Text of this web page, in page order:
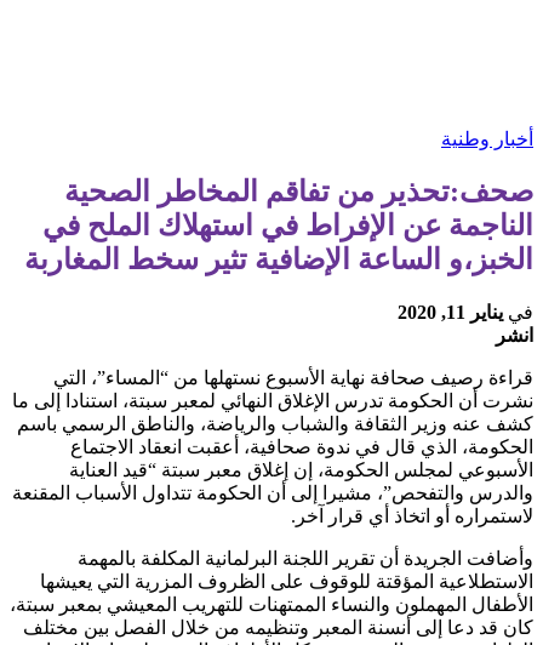
أخبار وطنية
صحف:تحذير من تفاقم المخاطر الصحية
الناجمة عن الإفراط في استهلاك الملح في
الخبز،و الساعة الإضافية تثير سخط المغاربة
في يناير 11, 2020
انشر
قراءة رصيف صحافة نهاية الأسبوع نستهلها من “المساء”، التي
نشرت أن الحكومة تدرس الإغلاق النهائي لمعبر سبتة، استنادا إلى ما
كشف عنه وزير الثقافة والشباب والرياضة، والناطق الرسمي باسم
الحكومة، الذي قال في ندوة صحافية، أعقبت انعقاد الاجتماع
الأسبوعي لمجلس الحكومة، إن إغلاق معبر سبتة “قيد العناية
والدرس والتفحص”، مشيرا إلى أن الحكومة تتداول الأسباب المقنعة
لاستمراره أو اتخاذ أي قرار آخر.
وأضافت الجريدة أن تقرير اللجنة البرلمانية المكلفة بالمهمة
الاستطلاعية المؤقتة للوقوف على الظروف المزرية التي يعيشها
الأطفال المهملون والنساء الممتهنات للتهريب المعيشي بمعبر سبتة،
كان قد دعا إلى أنسنة المعبر وتنظيمه من خلال الفصل بين مختلف